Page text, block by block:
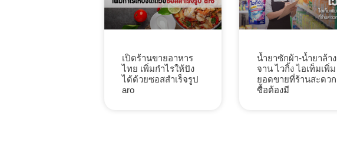
เปิดร้านขายอาหาร
ไทย เพิ่มกำไรให้ปัง
ได้ด้วยซอสสำเร็จรูป
aro
น้ำยาซักผ้า-น้ำยาล้าง
จาน ไวกิ้ง ไอเท็มเพิ่ม
ยอดขายที่ร้านสะดวก
ซื้อต้องมี